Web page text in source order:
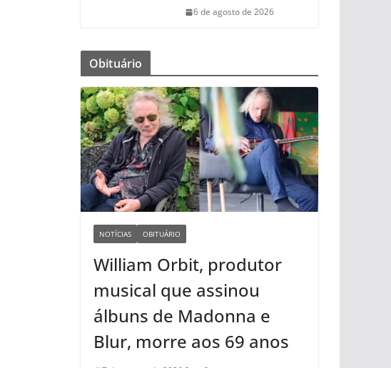
6 de agosto de 2026
Obituário
NOTÍCIAS OBITUÁRIO
William Orbit, produtor
musical que assinou
álbuns de Madonna e
Blur, morre aos 69 anos